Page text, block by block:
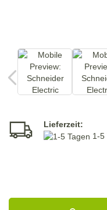
Lieferzeit:
1-5